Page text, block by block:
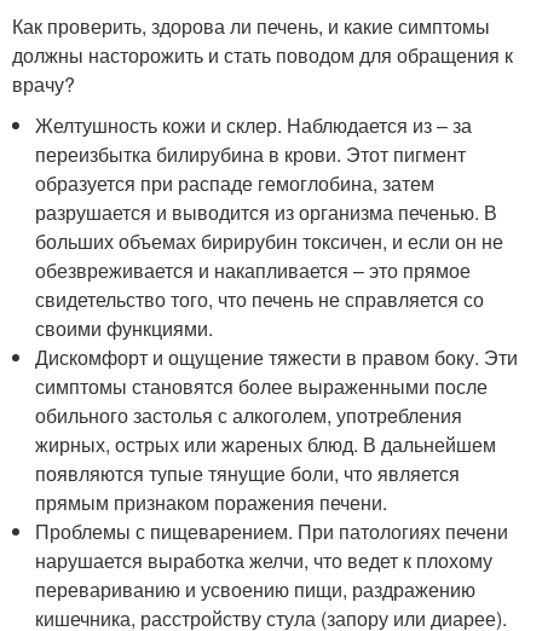
Как проверить, здорова ли печень, и какие симптомы
должны насторожить и стать поводом для обращения к
врачу?
Желтушность кожи и склер. Наблюдается из – за
переизбытка билирубина в крови. Этот пигмент
образуется при распаде гемоглобина, затем
разрушается и выводится из организма печенью. В
больших объемах бирирубин токсичен, и если он не
обезвреживается и накапливается – это прямое
свидетельство того, что печень не справляется со
своими функциями.
Дискомфорт и ощущение тяжести в правом боку. Эти
симптомы становятся более выраженными после
обильного застолья с алкоголем, употрeбления
жирных, острых или жареных блюд. В дальнейшем
появляются тупые тянущие боли, что является
прямым признаком поражения печени.
Проблемы с пищеварением. При патологиях печени
нарушается выработка желчи, что ведет к плохому
перевариванию и усвоению пищи, раздражению
кишечника, расстройству стула (запору или диарее).